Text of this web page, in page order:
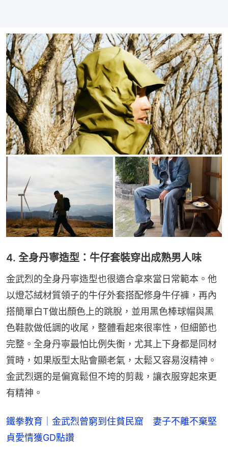
4. 全身丹寧造型：牛仔套裝穿出成熟男人味
金武烈的全身丹寧造型也很適合拿來當日常範本。他
以燈芯絨材質領子的牛仔外套搭配修身牛仔褲，再內
搭簡單白T做出顏色上的跳脫，並用黑色棒球帽與黑
色鞋款做低調的收尾，整體看起來很率性，但細節也
完整。全身丹寧最怕比例失衡，尤其上下身都是同材
質時，如果版型太貼會顯老氣，太鬆又容易沒精神。
金武烈選的是偏寬鬆但不垮的剪裁，讓衣服穿起來更
有精神。
鐵拳教育｜金武烈曾窮到住貧民窟 妻子不離不棄堅
貞愛情獲GD點讚